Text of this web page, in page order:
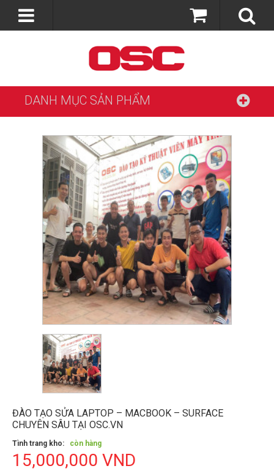
DANH MỤC SẢN PHẨM
ĐÀO TẠO SỬA LAPTOP – MACBOOK – SURFACE
CHUYÊN SÂU TẠI OSC.VN
Tình trang kho: còn hàng
15,000,000 VND